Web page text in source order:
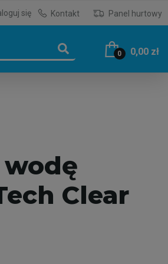
się Kontakt Panel hurtowy
0 0,00 zł
Clear